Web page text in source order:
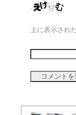
上に表示され